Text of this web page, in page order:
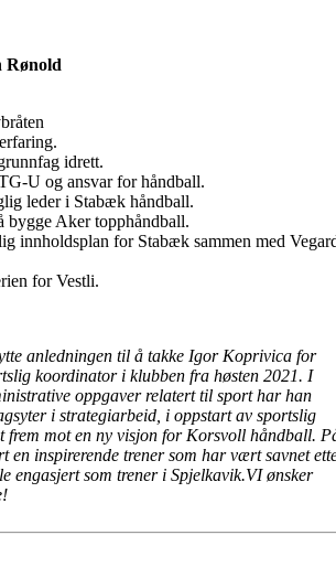
Rønold
idrett.
U og ansvar for håndball.
leder i Stabæk håndball.
bygge Aker topphåndball.
innholdsplan for Stabæk sammen med
for Vestli.
anledningen til å takke Igor Koprivica for
koordinator i klubben fra høsten 2021. I
oppgaver relatert til sport har han
i strategiarbeid, i oppstart av sportslig
frem mot en ny visjon for Korsvoll håndball.
en inspirerende trener som har vært savnet
engasjert som trener i Spjelkavik.VI ønsker